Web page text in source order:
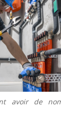
avoir de